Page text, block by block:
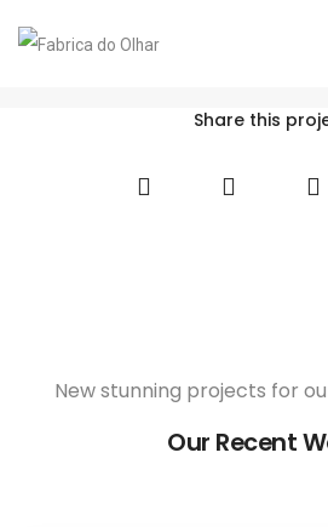
Dailies
Share this
New stunning projects for
Our Recent